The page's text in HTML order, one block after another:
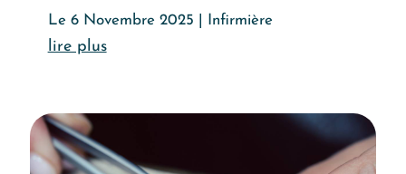
Le 6 Novembre 2025 Infirmière
Lire l'article